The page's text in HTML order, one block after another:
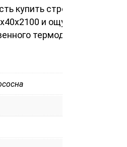
купить строганый брусок
и ощутите все
термодерева в своем